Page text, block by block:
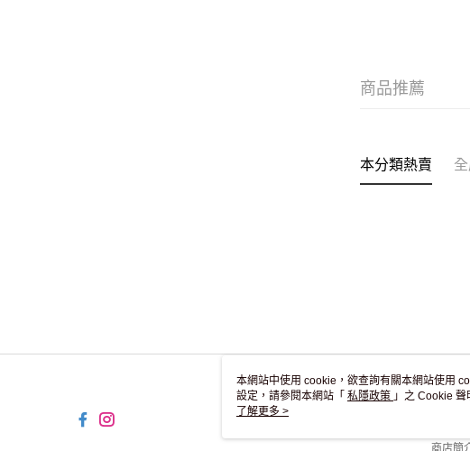
商品推薦
本分類熱賣
關於
商店簡
本網站中使用 cookie，欲查詢有關本網站使用
設定，請參閱本網站「 私隱政策 」之 Cookie
用 cookie。
了解更多 >